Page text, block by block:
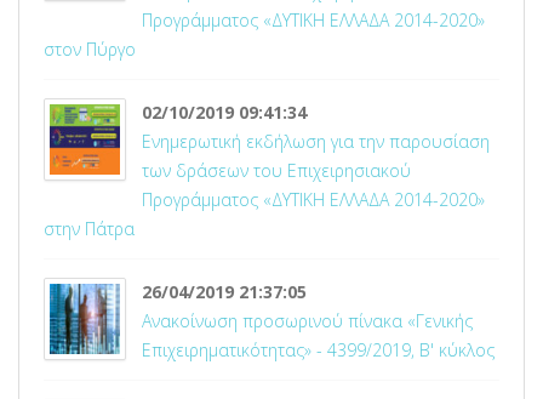
Προγράμματος «ΔΥΤΙΚΗ ΕΛΛΑΔΑ 2014-2020»
στον Πύργο
02/10/2019 09:41:34
Ενημερωτική εκδήλωση για την παρουσίαση
των δράσεων του Επιχειρησιακού
Προγράμματος «ΔΥΤΙΚΗ ΕΛΛΑΔΑ 2014-2020»
στην Πάτρα
26/04/2019 21:37:05
Ανακοίνωση προσωρινού πίνακα «Γενικής
Επιχειρηματικότητας» - 4399/2019, Β' κύκλος